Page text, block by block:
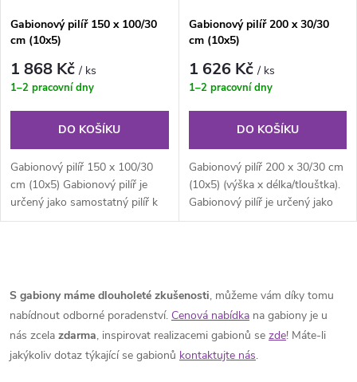
Gabionový pilíř 150 x 100/30
cm (10x5)
1 868 Kč/ ks
1–2 pracovní dny
DO KOŠÍKU
Gabionový pilíř 150 x 100/30
cm (10x5) Gabionový pilíř je
určený jako samostatný pilíř k
brankám, branám či jako...
Gabionový pilíř 200 x 30/30
cm (10x5)
1 626 Kč/ ks
1–2 pracovní dny
DO KOŠÍKU
Gabionový pilíř 200 x 30/30 cm
(10x5) (výška x délka/tlouštka).
Gabionový pilíř je určený jako
samostatný pilíř k...
v
l
á
S gabiony máme dlouholeté zkušenosti, můžeme vám díky tomu
nabídnout odborné poradenství. Cenová nabídka na gabiony je u
nás zcela zdarma, inspirovat realizacemi gabionů se zde! Máte-li
jakýkoliv dotaz týkající se gabionů kontaktujte nás.